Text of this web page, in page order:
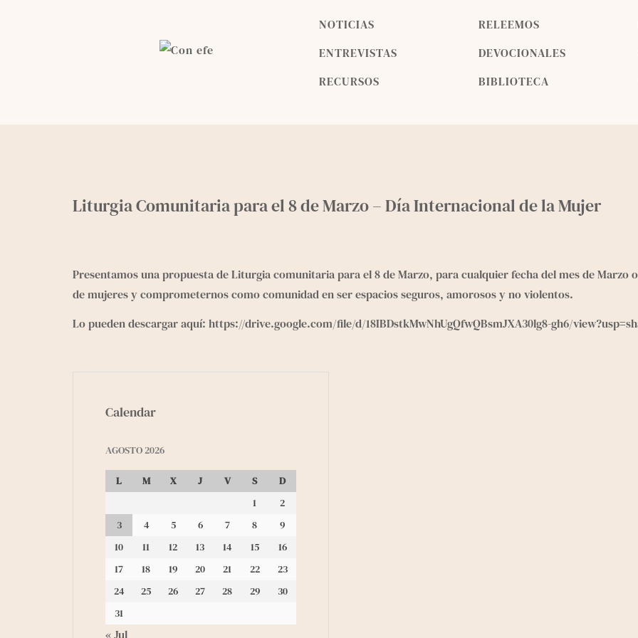
NOTICIAS
ENTREVISTAS
RECURSOS
RELEEMOS
DEVOCIONALES
BIBLIOTECA
Liturgia Comunitaria para el 8 de Marzo – Día Internacional de la Mujer
Presentamos una propuesta de Liturgia comunitaria para el 8 de Marzo, para cualquier fecha del mes de
de mujeres y comprometernos como comunidad en ser espacios seguros, amorosos y no violentos.
Lo pueden descargar aquí: https://drive.google.com/file/d/18IBDstkMwNhUgQfwQBsmJXA30lg8-gh6/
Calendar
AGOSTO 2026
L M X J V S
D
1
2
3
4 5 6 7 8
9
10
11 12 13 14 15
16
17
18 19 20 21 22
23
24
25 26 27 28 29
30
31
« Jul